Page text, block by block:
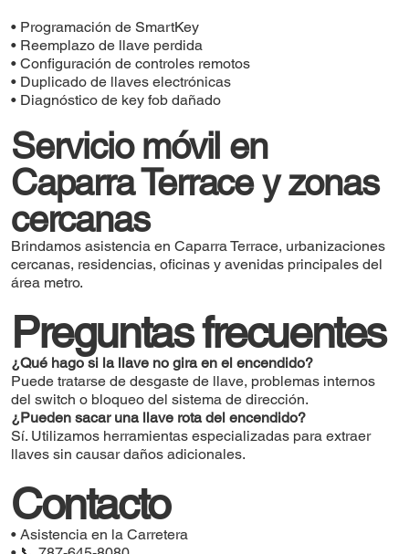
• Programación de SmartKey
• Reemplazo de llave perdida
• Configuración de controles remotos
• Duplicado de llaves electrónicas
• Diagnóstico de key fob dañado
Servicio móvil en
Caparra Terrace y zonas
cercanas
Brindamos asistencia en Caparra Terrace, urbanizaciones
cercanas, residencias, oficinas y avenidas principales del
área metro.
Preguntas frecuentes
¿Qué hago si la llave no gira en el encendido?
Puede tratarse de desgaste de llave, problemas internos
del switch o bloqueo del sistema de dirección.
¿Pueden sacar una llave rota del encendido?
Sí. Utilizamos herramientas especializadas para extraer
llaves sin causar daños adicionales.
Contacto
• Asistencia en la Carretera